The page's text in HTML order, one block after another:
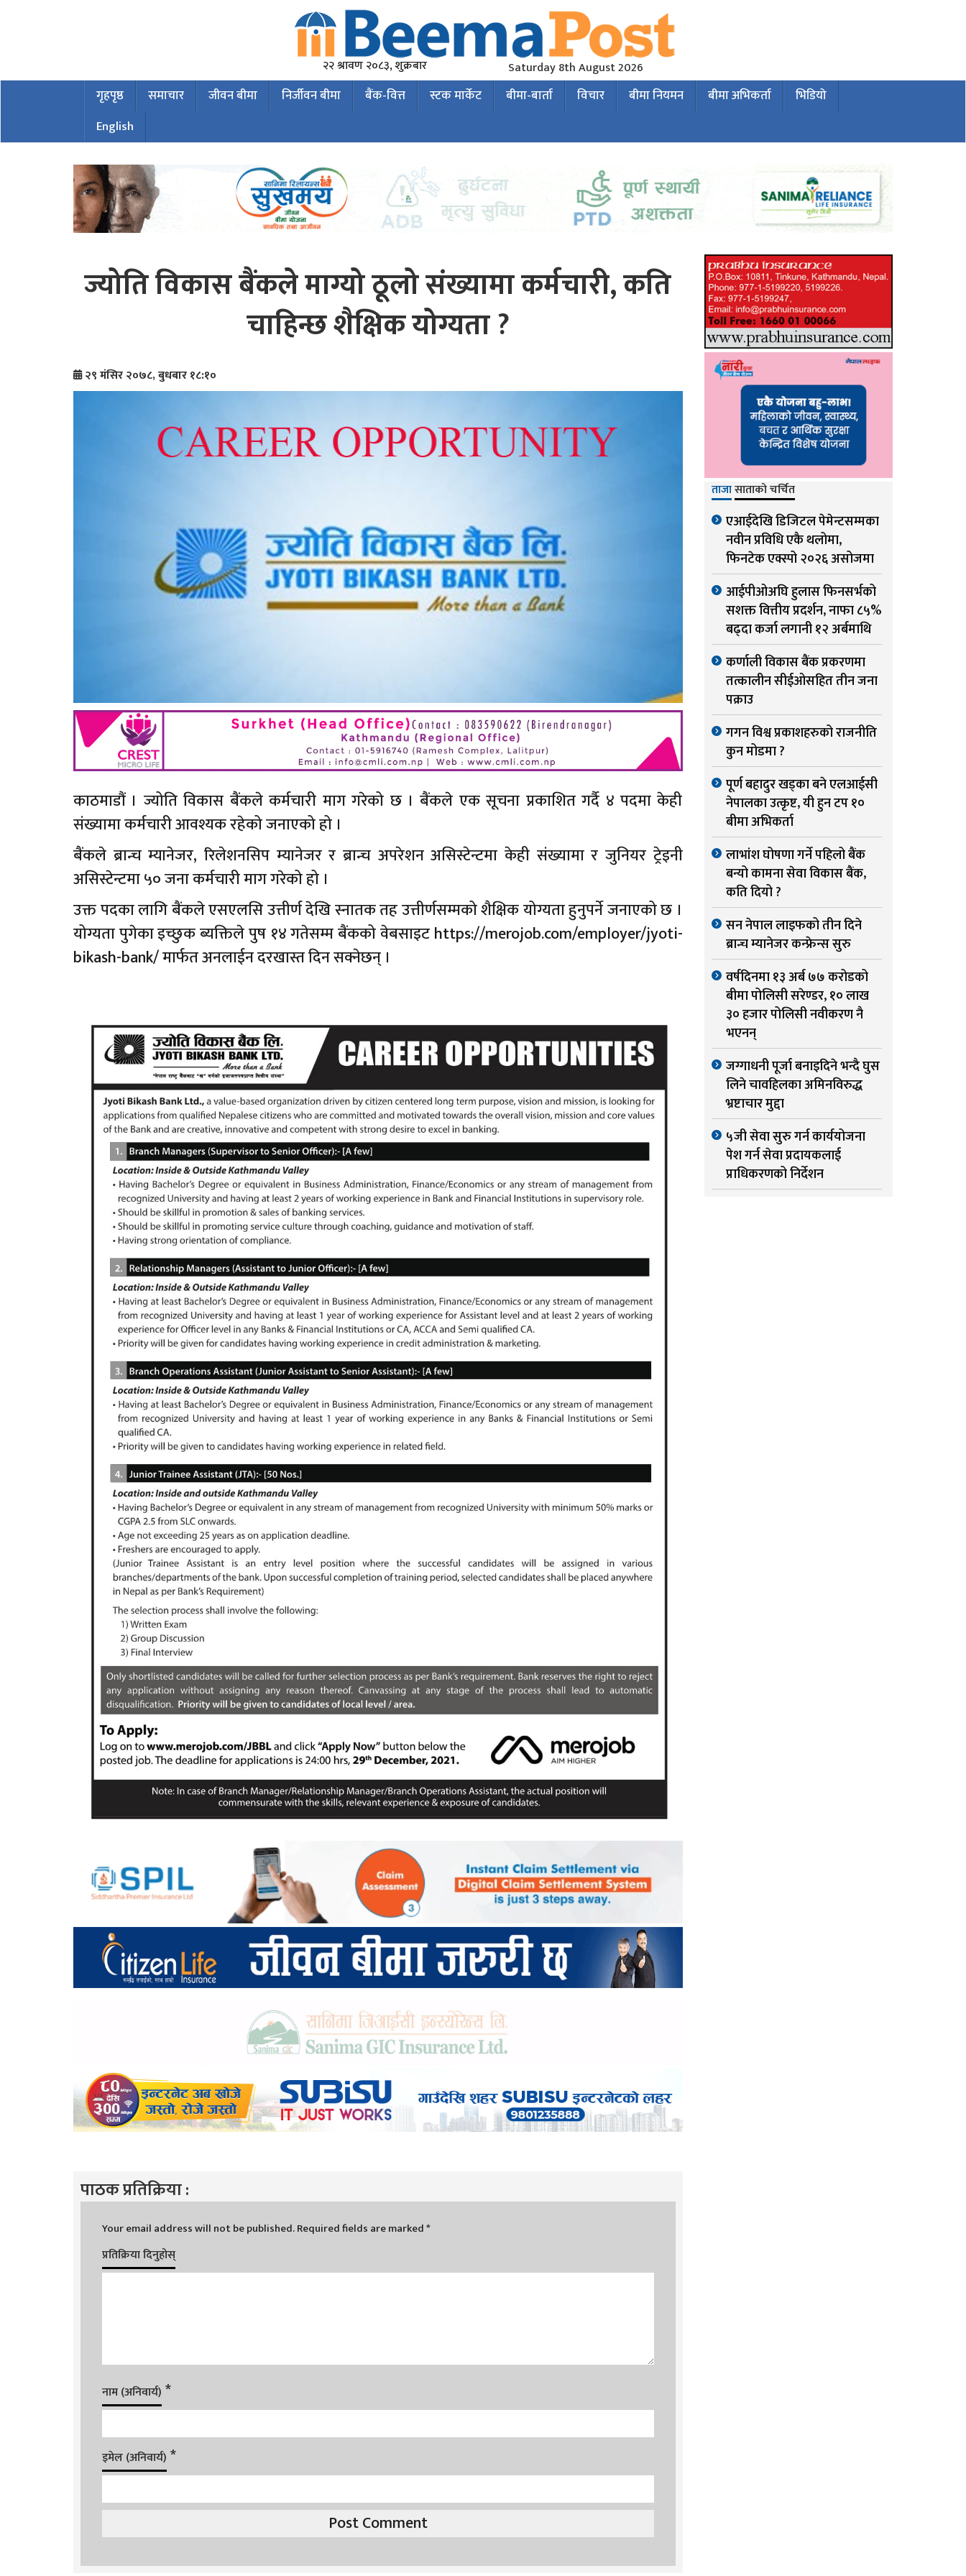
२२ श्रावण २०८३, शुक्रबार Saturday 8th August 2026
गृहपृष्ठ समाचार जीवन बीमा निर्जीवन बीमा बैंक-वित्त स्टक मार्केट बीमा-बार्ता विचार बीमा नियमन बीमा अभिकर्ता
भिडियो
English
ज्योति विकास बैंकले माग्यो ठूलो संख्यामा कर्मचारी, कति
चाहिन्छ शैक्षिक योग्यता ?
२९ मंसिर २०७८, बुधबार १८:१०
काठमाडौं । ज्योति विकास बैंकले कर्मचारी माग गरेको छ । बैंकले एक सूचना प्रकाशित गर्दै ४ पदमा केही
संख्यामा कर्मचारी आवश्यक रहेको जनाएको हो ।
बैंकले ब्रान्च म्यानेजर, रिलेशनसिप म्यानेजर र ब्रान्च अपरेशन असिस्टेन्टमा केही संख्यामा र जुनियर ट्रेइनी
असिस्टेन्टमा ५० जना कर्मचारी माग गरेको हो ।
उक्त पदका लागि बैंकले एसएलसि उत्तीर्ण देखि स्नातक तह उत्तीर्णसम्मको शैक्षिक योग्यता हुनुपर्ने जनाएको छ ।
योग्यता पुगेका इच्छुक ब्यक्तिले पुष १४ गतेसम्म बैंकको वेबसाइटhttps://merojob.com/employer/jyoti-
bikash-bank/मार्फत अनलाईन दरखास्त दिन सक्नेछन् ।
पाठक प्रतिक्रिया :
Your email address will not be published.Required fields are marked*
प्रतिक्रिया दिनुहोस्
नाम (अनिवार्य) *
इमेल (अनिवार्य) *
ताजासाताको चर्चित
एआईदेखि डिजिटल पेमेन्टसम्मका
नवीन प्रविधि एकै थलोमा,
फिनटेक एक्स्पो २०२६ असोजमा
आईपीओअघि हुलास फिनसर्भको
सशक्त वित्तीय प्रदर्शन, नाफा ८५%
बढ्दा कर्जा लगानी १२ अर्बमाथि
कर्णाली विकास बैंक प्रकरणमा
तत्कालीन सीईओसहित तीन जना
पक्राउ
गगन विश्व प्रकाशहरुको राजनीति
कुन मोडमा ?
पूर्ण बहादुर खड्का बने एलआईसी
नेपालका उत्कृष्ट, यी हुन टप १०
बीमा अभिकर्ता
लाभांश घोषणा गर्ने पहिलो बैंक
बन्यो कामना सेवा विकास बैंक,
कति दियो ?
सन नेपाल लाइफको तीन दिने
ब्रान्च म्यानेजर कन्फ्रेन्स सुरु
वर्षदिनमा १३ अर्ब ७७ करोडको
बीमा पोलिसी सरेण्डर, १० लाख
३० हजार पोलिसी नवीकरण नै
भएनन्
जग्गाधनी पूर्जा बनाइदिने भन्दै घुस
लिने चावहिलका अमिनविरुद्ध
भ्रष्टाचार मुद्दा
५जी सेवा सुरु गर्न कार्ययोजना
पेश गर्न सेवा प्रदायकलाई
प्राधिकरणको निर्देशन